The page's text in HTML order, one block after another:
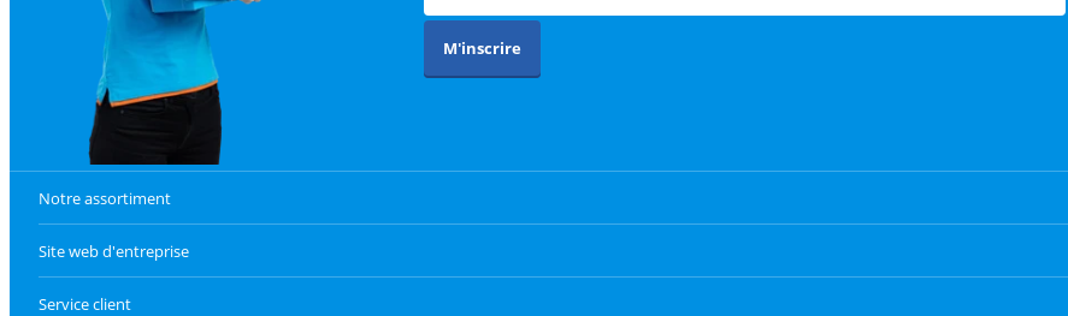
M'inscrire
Notre assortiment
Site web d'entreprise
Service client